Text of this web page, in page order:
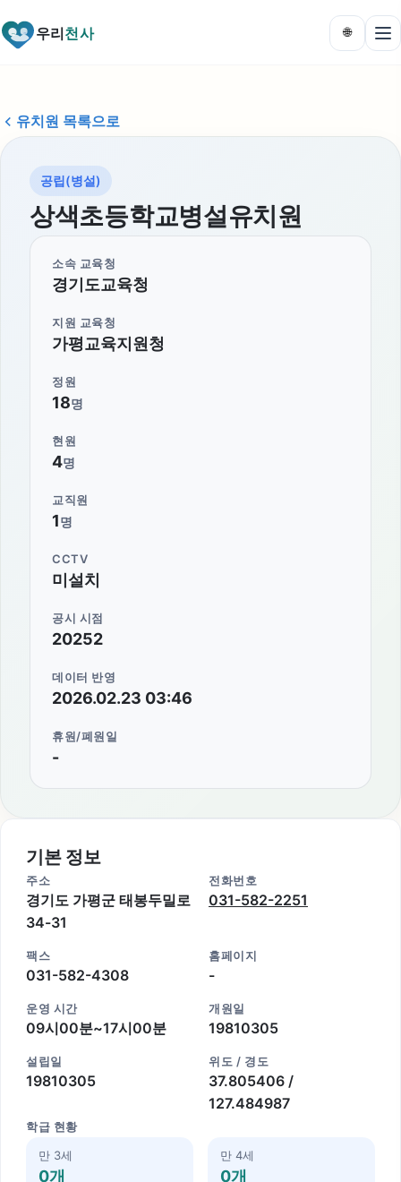
우리천사 🌐
유치원 목록으로
공립(병설)
상색초등학교병설유치원
소속 교육청
경기도교육청
지원 교육청
가평교육지원청
정원
18명
현원
4명
교직원
1명
CCTV
미설치
공시 시점
20252
데이터 반영
2026.02.23 03:46
휴원/폐원일
-
기본 정보
주소
경기도 가평군 태봉두밀로
34-31
전화번호
031-582-2251
팩스
031-582-4308
홈페이지
-
운영 시간
09시00분~17시00분
개원일
19810305
설립일
19810305
위도 / 경도
37.805406 /
127.484987
학급 현황
만 3세
0개
만 4세
0개